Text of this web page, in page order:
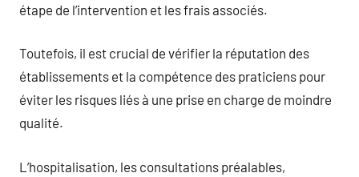
étape de l’intervention et les frais associés.
Toutefois, il est crucial de vérifier la réputation des
établissements et la compétence des praticiens pour
éviter les risques liés à une prise en charge de moindre
qualité.
L’hospitalisation, les consultations préalables,